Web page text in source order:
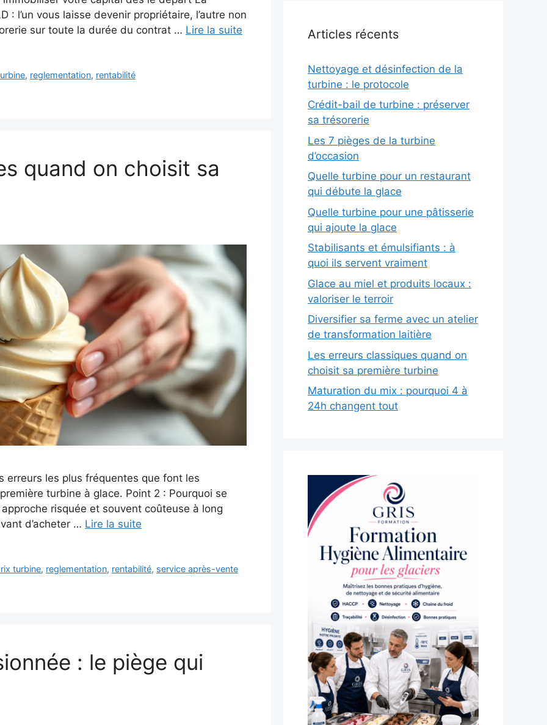
l’un vous laisse devenir propriétaire, l’autre non
sur toute la durée du contrat … Lire la suite
, reglementation, rentabilité
quand on choisit sa
erreurs les plus fréquentes que font les
turbine à glace. Point 2 : Pourquoi se
risquée et souvent coûteuse à long
d’acheter … Lire la suite
turbine, reglementation, rentabilité, service après-vente
: le piège qui
Articles récents
Nettoyage et désinfection de la
turbine : le protocole
Crédit-bail de turbine : préserver
sa trésorerie
Les 7 pièges de la turbine
d’occasion
Quelle turbine pour un restaurant
qui débute la glace
Quelle turbine pour une pâtisserie
qui ajoute la glace
Stabilisants et émulsifiants : à
quoi ils servent vraiment
Glace au miel et produits locaux :
valoriser le terroir
Diversifier sa ferme avec un atelier
de transformation laitière
Les erreurs classiques quand on
choisit sa première turbine
Maturation du mix : pourquoi 4 à
24h changent tout